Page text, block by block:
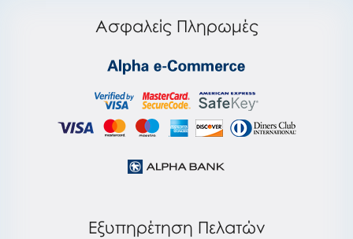
Ασφαλείς Πληρωμές
Εξυπηρέτηση Πελατών